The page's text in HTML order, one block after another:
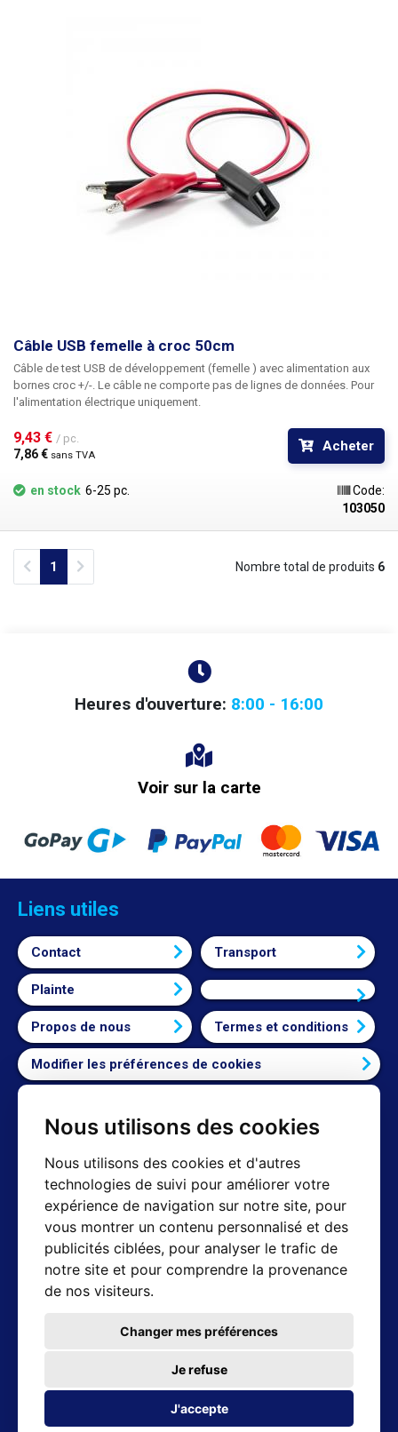
Nous utilisons des cookies
Nous utilisons des cookies et d'autres
technologies de suivi pour améliorer votre
expérience de navigation sur notre site, pour
vous montrer un contenu personnalisé et des
publicités ciblées, pour analyser le trafic de
notre site et pour comprendre la provenance
de nos visiteurs.
J'accepte
Je refuse
Changer mes préférences
Câble USB femelle à croc 50cm
Câble de test USB de développement (femelle ) avec alimentation aux
bornes croc +/-. Le câble ne comporte pas de lignes de données. Pour
l'alimentation électrique uniquement.
9,43 € / pc.
7,86 € sans TVA
Acheter
en stock 6-25 pc.
Code:
103050
Previous
1 Nombre total de produits 6
Heures d'ouverture: 8:00 - 16:00
Voir sur la carte
Liens utiles
Contact Transport
Plainte Connexion
Propos de nous Termes et conditions
Modifier les préférences de cookies
Shop mail : info@hotair.cz
+420 603 357 606 (Nur Englisch)
Lun-Ven : 8:00 - 16:00
Technique de support : servis@hotair.cz
Collection personnelle
(République tchèque - Ostrava)
Paiement uniquement en barres
Adresse du magasin